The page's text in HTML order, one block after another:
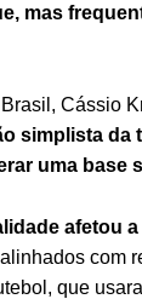
mas
Cássio
simplista da
uma base
afetou
com
que